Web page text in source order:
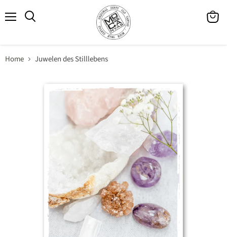
Home Juwelen des Stilllebens